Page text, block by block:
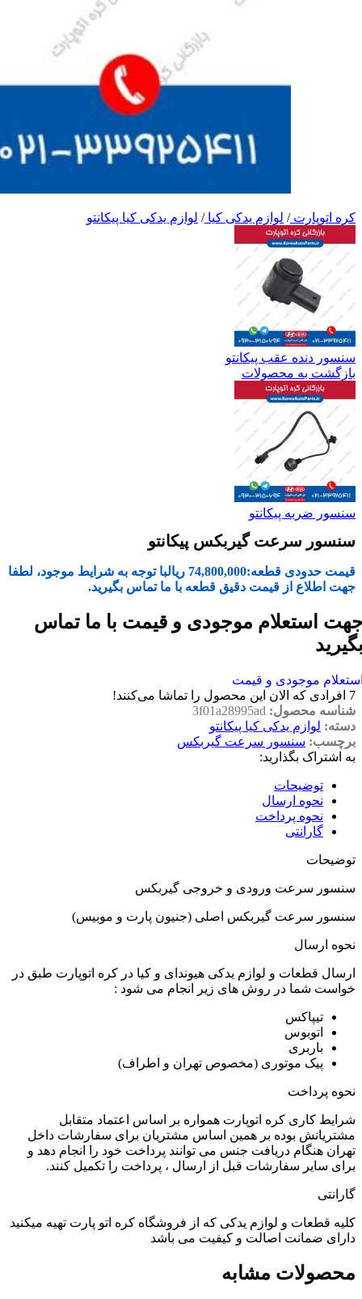
کره اتوپارت/ لوازم یدکی کیا/ لوازم یدکی کیا پیکانتو
سنسور دنده عقب پیکانتو
بازگشت به محصولات
سنسور ضربه پیکانتو
سنسور سرعت گیربکس پیکانتو
قیمت حدودی قطعه:74,800,000 ریالبا توجه به شرایط موجود، لطفا
جهت اطلاع از قیمت دقیق قطعه با ما تماس بگیرید.
استعلام موجودی و قیمت با ما تماس
موجودی و قیمت
7 افرادی که الان این محصول را تماشا می‌کنند!
شناسه محصول: 3f01a28995ad
دسته: لوازم یدکی کیا پیکانتو
برچسب: سنسور سرعت گیربکس
به اشتراک بگذارید:
توضیحات
نحوه ارسال
نحوه پرداخت
گارانتی
توضیحات
سنسور سرعت ورودی و خروجی گیربکس
سنسور سرعت گیربکس اصلی (جنیون پارت و موبیس)
نحوه ارسال
ارسال قطعات و لوازم یدکی هیوندای و کیا در کره اتوپارت طبق در
خواست شما در روش های زیر انجام می شود :
تیپاکس
اتوبوس
باربری
پیک موتوری (مخصوص تهران و اطراف)
نحوه پرداخت
شرایط کاری کره اتوپارت همواره بر اساس اعتماد متقابل
مشتریانش بوده بر همین اساس مشتریان برای سفارشات داخل
تهران هنگام دریافت جنس می توانند پرداخت خود را انجام دهد و
برای سایر سفارشات قبل از ارسال ، پرداخت را تکمیل کنند.
گارانتی
کلیه قطعات و لوازم یدکی که از فروشگاه کره اتو پارت تهیه میکنید
دارای ضمانت اصالت و کیفیت می باشد
محصولات مشابه